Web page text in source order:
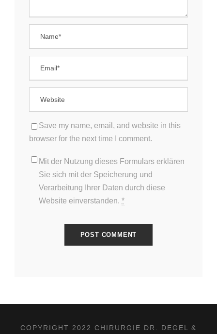
Save my name, email, and website in this
browser for the next time I comment.
Mit der Nutzung dieses Formulars erklären
Sie sich mit der Speicherung und
Verarbeitung Ihrer Daten durch diese
Website einverstanden. *
COPYRIGHT 2022 CHIRURGIE DR. DEGEL &